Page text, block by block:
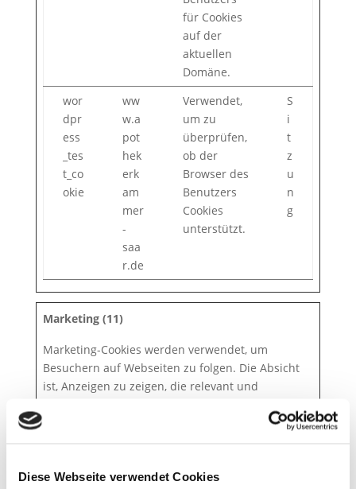
Diese Webseite verwendet Cookies
für Cookies
auf der
aktuellen
Domäne.
wor
dpr
ess
_tes
t_co
okie
ww
w.a
pot
hek
erk
am
mer
-
saa
r.de
Verwendet,
um zu
überprüfen,
ob der
Browser des
Benutzers
Cookies
unterstützt.
S
i
t
z
u
n
g
Marketing (11)
Marketing-Cookies werden verwendet, um
Besuchern auf Webseiten zu folgen. Die Absicht
ist, Anzeigen zu zeigen, die relevant und